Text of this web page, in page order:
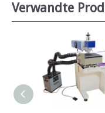
Verwandte